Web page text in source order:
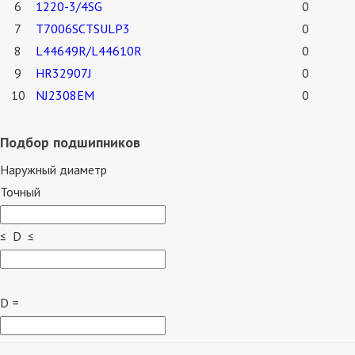
6
1220-3/4SG 0
7
T7006SCTSULP3 0
8
L44649R/L44610R 0
9
HR32907J 0
10
NJ2308EM 0
Подбор подшипников
Наружный диаметр
Точный
≤ D ≤
D =